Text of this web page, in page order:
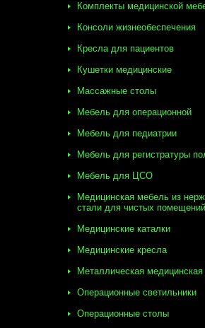
Комплекты медицинской
Консоли жизнеобеспечения
Кресла для пациентов
Кушетки медицинские
Массажные столы
Мебель для операционной
Мебель для педиатрии
Мебель для регистратуры
Мебель для ЦСО
Медицинская мебель из
стали для чистых помещений
Медицинские каталки
Медицинские кресла
Металлическая
Операционные светильники
Операционные столы